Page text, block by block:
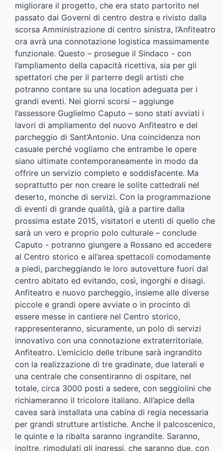
migliorare il progetto, che era stato partorito nel
passato dai Governi di centro destra e rivisto dalla
scorsa Amministrazione di centro sinistra, l’Anfiteatro
ora avrà una connotazione logistica massimamente
funzionale. Questo – prosegue il Sindaco - con
l’ampliamento della capacità ricettiva, sia per gli
spettatori che per il parterre degli artisti che
potranno contare su una location adeguata per i
grandi eventi. Nei giorni scorsi – aggiunge
l’assessore Guglielmo Caputo – sono stati avviati i
lavori di ampliamento del nuovo Anfiteatro e del
parcheggio di Sant’Antonio. Una coincidenza non
casuale perché vogliamo che entrambe le opere
siano ultimate contemporaneamente in modo da
offrire un servizio completo e soddisfacente. Ma
soprattutto per non creare le solite cattedrali nel
deserto, monche di servizi. Con la programmazione
di eventi di grande qualità, già a partire dalla
prossima estate 2015, visitatori e utenti di quello che
sarà un vero e proprio polo culturale – conclude
Caputo - potranno giungere a Rossano ed accedere
al Centro storico e all’area spettacoli comodamente
a piedi, parcheggiando le loro autovetture fuori dal
centro abitato ed evitando, così, ingorghi e disagi.
Anfiteatro e nuovo parcheggio, insieme alle diverse
piccole e grandi opere avviate o in procinto di
essere messe in cantiere nel Centro storico,
rappresenteranno, sicuramente, un polo di servizi
innovativo con una connotazione extraterritoriale.
Anfiteatro. L’emiciclo delle tribune sarà ingrandito
con la realizzazione di tre gradinate, due laterali e
una centrale che consentiranno di ospitare, nel
totale, circa 3000 posti a sedere, con seggiolini che
richiameranno il tricolore italiano. All’apice della
cavea sarà installata una cabina di regia necessaria
per grandi strutture artistiche. Anche il palcoscenico,
le quinte e la ribalta saranno ingrandite. Saranno,
inoltre, rimodulati gli ingressi, che saranno due, con